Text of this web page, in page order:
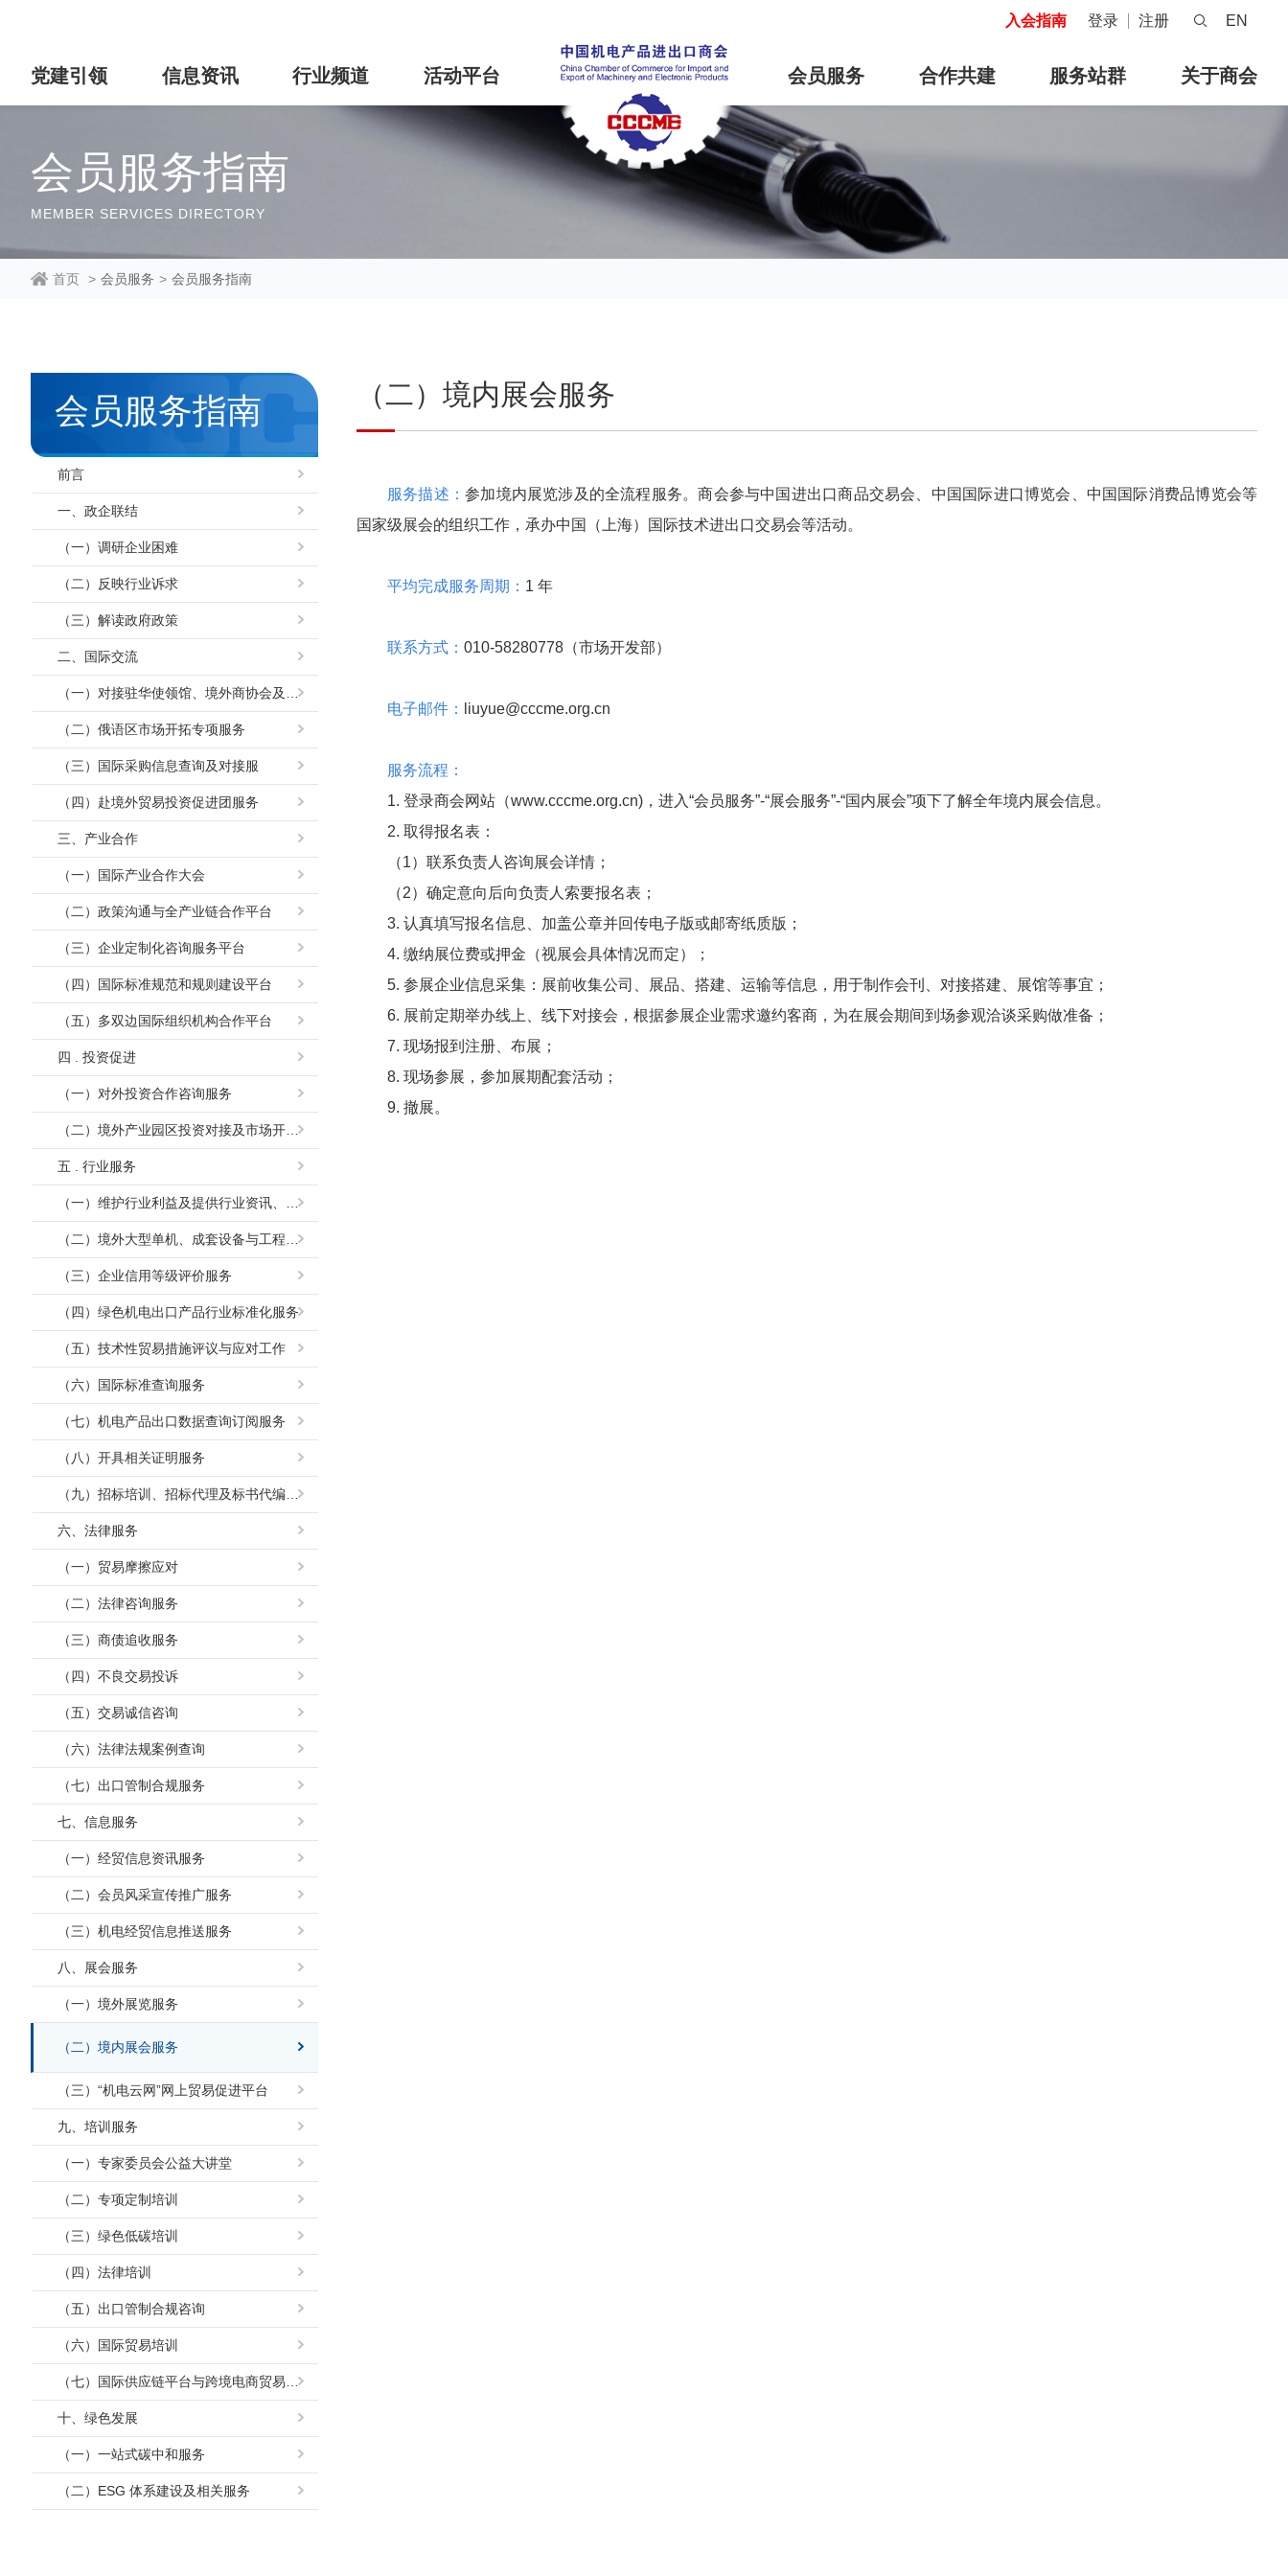
入会指南 登录 注册 EN
党建引领 信息资讯 行业频道 活动平台 会员服务 合作共建 服务站群 关于商会
会员服务指南
MEMBER SERVICES DIRECTORY
首页 > 会员服务 > 会员服务指南
会员服务指南
前言
一、政企联结
（一）调研企业困难
（二）反映行业诉求
（三）解读政府政策
二、国际交流
（一）对接驻华使领馆、境外商协会及贸易投资促进机构
（二）俄语区市场开拓专项服务
（三）国际采购信息查询及对接服
（四）赴境外贸易投资促进团服务
三、产业合作
（一）国际产业合作大会
（二）政策沟通与全产业链合作平台
（三）企业定制化咨询服务平台
（四）国际标准规范和规则建设平台
（五）多双边国际组织机构合作平台
四 . 投资促进
（一）对外投资合作咨询服务
（二）境外产业园区投资对接及市场开拓服务
五 . 行业服务
（一）维护行业利益及提供行业资讯、交流平台
（二）境外大型单机、成套设备与工程项目行业支持服务
（三）企业信用等级评价服务
（四）绿色机电出口产品行业标准化服务
（五）技术性贸易措施评议与应对工作
（六）国际标准查询服务
（七）机电产品出口数据查询订阅服务
（八）开具相关证明服务
（九）招标培训、招标代理及标书代编服务
六、法律服务
（一）贸易摩擦应对
（二）法律咨询服务
（三）商债追收服务
（四）不良交易投诉
（五）交易诚信咨询
（六）法律法规案例查询
（七）出口管制合规服务
七、信息服务
（一）经贸信息资讯服务
（二）会员风采宣传推广服务
（三）机电经贸信息推送服务
八、展会服务
（一）境外展览服务
（二）境内展会服务
（三）“机电云网”网上贸易促进平台
九、培训服务
（一）专家委员会公益大讲堂
（二）专项定制培训
（三）绿色低碳培训
（四）法律培训
（五）出口管制合规咨询
（六）国际贸易培训
（七）国际供应链平台与跨境电商贸易培训
十、绿色发展
（一）一站式碳中和服务
（二）ESG 体系建设及相关服务
（二）境内展会服务
服务描述：参加境内展览涉及的全流程服务。商会参与中国进出口商品交易会、中国国际进口博览会、中国国际消费品博览会等
国家级展会的组织工作，承办中国（上海）国际技术进出口交易会等活动。
平均完成服务周期： 1 年
联系方式： 010-58280778（市场开发部）
电子邮件： liuyue@cccme.org.cn
服务流程：
1. 登录商会网站（www.cccme.org.cn)，进入“会员服务”-“展会服务”-“国内展会”项下了解全年境内展会信息。
2. 取得报名表：
（1）联系负责人咨询展会详情；
（2）确定意向后向负责人索要报名表；
3. 认真填写报名信息、加盖公章并回传电子版或邮寄纸质版；
4. 缴纳展位费或押金（视展会具体情况而定）；
5. 参展企业信息采集：展前收集公司、展品、搭建、运输等信息，用于制作会刊、对接搭建、展馆等事宜；
6. 展前定期举办线上、线下对接会，根据参展企业需求邀约客商，为在展会期间到场参观洽谈采购做准备；
7. 现场报到注册、布展；
8. 现场参展，参加展期配套活动；
9. 撤展。